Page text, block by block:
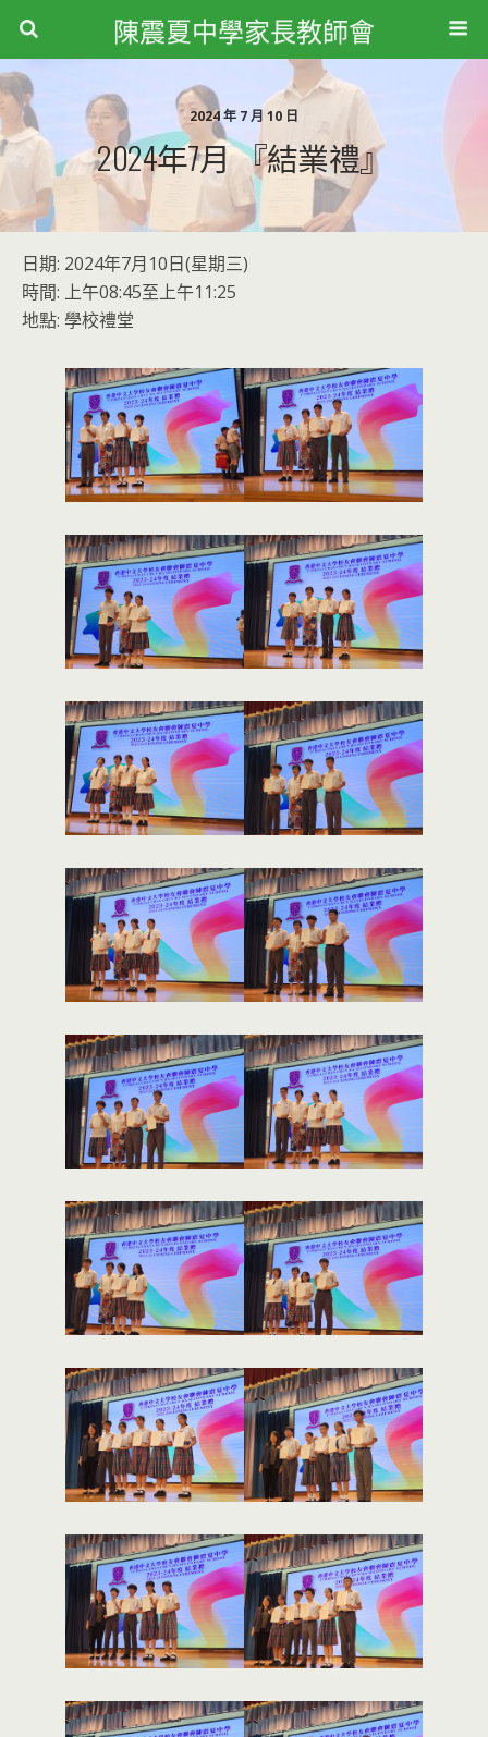
陳震夏中學家長教師會
2024 年 7 月 10 日
2024年7月 『結業禮』
日期: 2024年7月10日(星期三)
時間: 上午08:45至上午11:25
地點: 學校禮堂